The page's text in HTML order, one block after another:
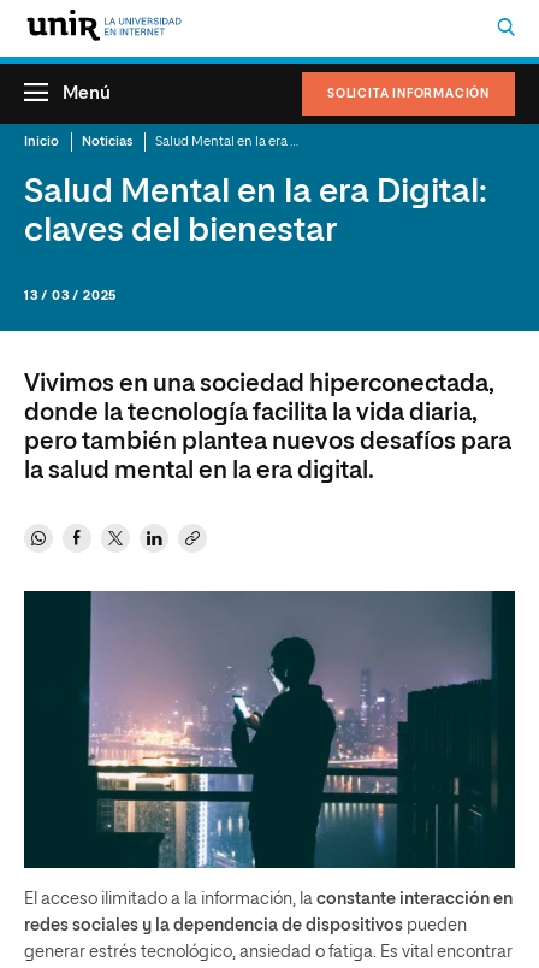
SOLICITA INFORMACIÓN
Menú
Inicio Noticias
Salud Mental en la era Digital:
claves del bienestar
13 / 03 / 2025
Vivimos en una sociedad hiperconectada,
donde la tecnología facilita la vida diaria,
pero también plantea nuevos desafíos para
la salud mental en la era digital.
El acceso ilimitado a la información, la constante interacción en
redes sociales y la dependencia de dispositivos pueden
generar estrés tecnológico, ansiedad o fatiga. Es vital encontrar